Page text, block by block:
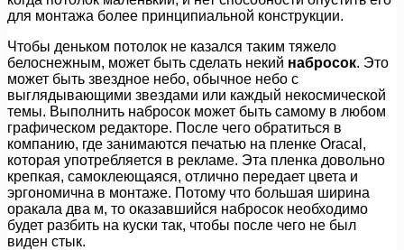
для монтажа более принципиальной конструкции.
Чтобы деньком потолок не казался таким тяжело
белоснежным, может быть сделать некий набросок. Это
может быть звездное небо, обычное небо с
выглядывающими звездами или каждый некосмической
темы. Выполнить набросок может быть самому в любом
графическом редакторе. После чего обратиться в
компанию, где занимаются печатью на пленке Oracal,
которая употребляется в рекламе. Эта пленка довольно
крепкая, самоклеющаяся, отлично передает цвета и
эргономична в монтаже. Потому что большая ширина
оракала два м, то оказавшийся набросок необходимо
будет разбить на куски так, чтобы после чего не был
виден стык.